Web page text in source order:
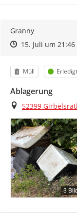
Granny
Zeitpunkt des
Zeitpunkt des
15. Juli um 21:46
Kategorie
Müll Status
Erledigt
Ablagerung
Ort
52399
3